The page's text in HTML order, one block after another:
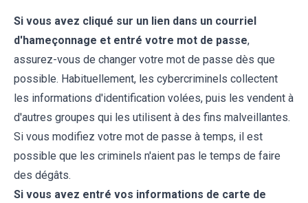
Si vous avez cliqué sur un lien dans un courriel
d'hameçonnage et entré votre mot de passe,
assurez-vous de changer votre mot de passe dès que
possible. Habituellement, les cybercriminels collectent
les informations d'identification volées, puis les vendent à
d'autres groupes qui les utilisent à des fins malveillantes.
Si vous modifiez votre mot de passe à temps, il est
possible que les criminels n'aient pas le temps de faire
des dégâts.
Si vous avez entré vos informations de carte de